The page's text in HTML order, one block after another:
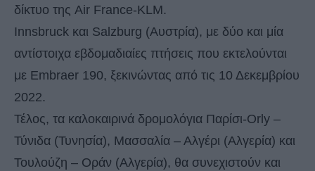
δίκτυο της Air France-KLM.
Innsbruck και Salzburg (Αυστρία), με δύο και μία
αντίστοιχα εβδομαδιαίες πτήσεις που εκτελούνται
με Embraer 190, ξεκινώντας από τις 10 Δεκεμβρίου
2022.
Τέλος, τα καλοκαιρινά δρομολόγια Παρίσι-Orly –
Τύνιδα (Τυνησία), Μασσαλία – Αλγέρι (Αλγερία) και
Τουλούζη – Οράν (Αλγερία), θα συνεχιστούν και